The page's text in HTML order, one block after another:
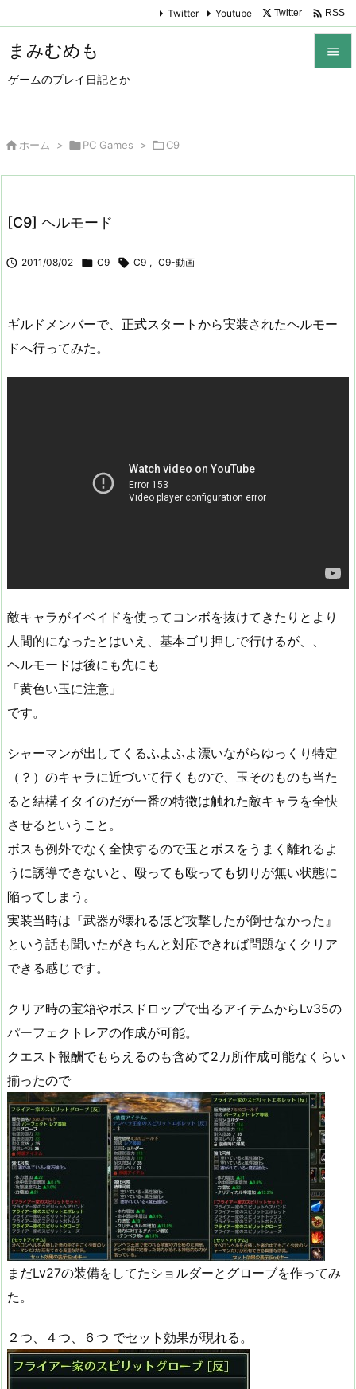
まみむめも
ゲームのプレイ日記とか

Twitter Youtube Twitter  RSS
 ホーム > PC Games > C9
[C9] ヘルモード
 2011/08/02  C9  C9 , C9-動画
ギルドメンバーで、正式スタートから実装されたヘルモー
ドへ行ってみた。
敵キャラがイベイドを使ってコンボを抜けてきたりとより
人間的になったとはいえ、基本ゴリ押しで行けるが、、
ヘルモードは後にも先にも
「黄色い玉に注意」
です。
シャーマンが出してくるふよふよ漂いながらゆっくり特定
（？）のキャラに近づいて行くもので、玉そのものも当た
ると結構イタイのだが一番の特徴は触れた敵キャラを全快
させるということ。
ボスも例外でなく全快するので玉とボスをうまく離れるよ
うに誘導できないと、殴っても殴っても切りが無い状態に
陥ってしまう。
実装当時は『武器が壊れるほど攻撃したが倒せなかった』
という話も聞いたがきちんと対応できれば問題なくクリア
できる感じです。
クリア時の宝箱やボスドロップで出るアイテムからLv35の
パーフェクトレアの作成が可能。
クエスト報酬でもらえるのも含めて2カ所作成可能なくらい
揃ったので
まだLv27の装備をしてたショルダーとグローブを作ってみ
た。
２つ、４つ、６つ でセット効果が現れる。